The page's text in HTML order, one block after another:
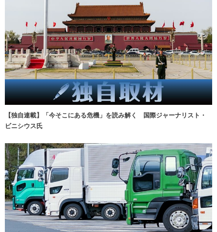
【独自連載】「今そこにある危機」を読み解く 国際ジャーナリスト・
ビニシウス氏